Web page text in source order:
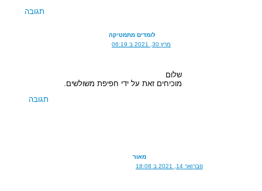
תגובה
לומדים מתמטיקה
מרץ 30, 2021 ב 06:19
שלום
מוכיחים זאת על ידי חפיפת משולשים.
תגובה
מאור
פברואר 14, 2021 ב 18:08